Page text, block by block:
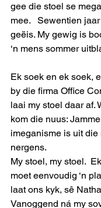
gee die stoel se
mee.   Sewentien
geëis. My gewig is
‘n mens sommer
Ek soek en ek soek,
by die firma Office
laai my stoel daar af.
kom die nuus:
imeganisme is uit die
nergens.
My stoel, my stoel.
moet eenvoudig ‘n
laat ons kyk, sê
Vanoggend ná my